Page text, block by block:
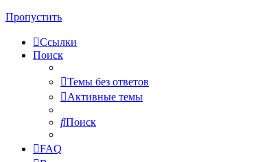
Пропустить
Ссылки
Поиск
Темы без ответов
Активные темы
Поиск
FAQ